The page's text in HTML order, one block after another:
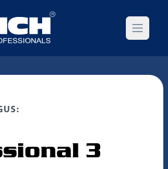
Open
3